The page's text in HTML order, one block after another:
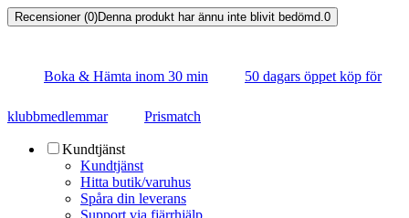
Recensioner (0)Denna produkt har ännu inte blivit bedömd. 0
Boka & Hämta inom 30 min 50 dagars öppet köp för
klubbmedlemmar Prismatch
Kundtjänst
Kundtjänst
Hitta butik/varuhus
Spåra din leverans
Support via fjärrhjälp